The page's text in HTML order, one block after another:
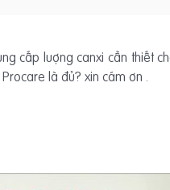
cấp luợng canxi cần thiết
là đủ? xin cám ơn .